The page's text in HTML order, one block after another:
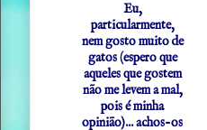
Eu,
particularmente,
nem gosto muito de
gatos (espero que
aqueles que gostem
não me levem a mal,
pois é minha
opinião)... achos-os